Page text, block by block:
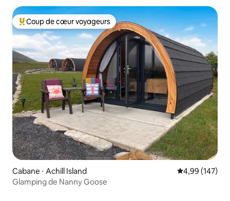
Coups de cœur voyageurs les plus appréciés
Coup de cœur voyageurs
Cabane ⋅ Achill Island Évaluation
4,99 (147)
Glamping de Nanny Goose